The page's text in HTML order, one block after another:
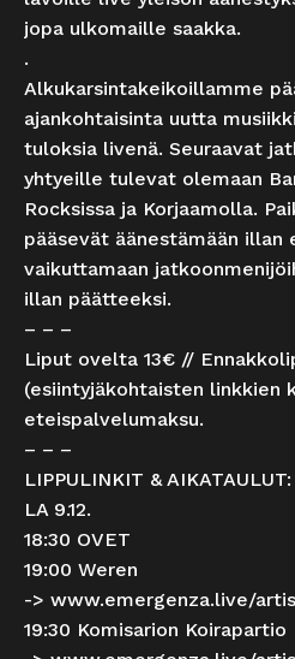
jopa ulkomaille saakka.
.
Alkukarsintakeikoillamme
ajankohtaisinta uutta
tuloksia livenä. Seuraavat
yhtyeille tulevat olemaan
Rocksissa ja Korjaamolla.
pääsevät äänestämään illan
vaikuttamaan
illan päätteeksi.
– – –
Liput ovelta 13€ //
(esiintyjäkohtaisten linkkien
eteispalvelumaksu.
– – –
LIPPULINKIT & AIKATAULUT:
LA 9.12.
18:30 OVET
19:00 Weren
-> www.emergenza.live/
19:30 Komisarion Koirapartio